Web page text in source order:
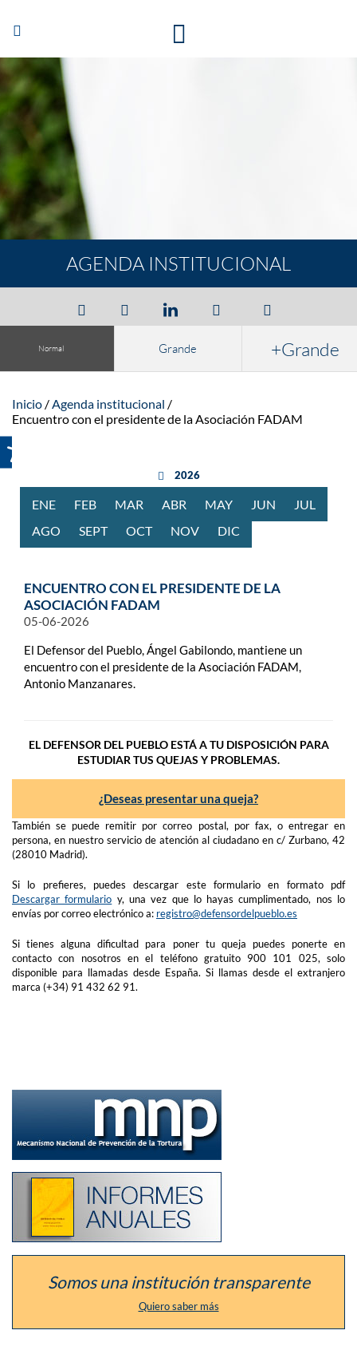
Abrir/Cerrar
navegación
AGENDA INSTITUCIONAL
Normal Grande +Grande
Inicio
Agenda institucional
Encuentro con el presidente de la Asociación FADAM
año anterior
2026
ENE FEB REROMAR ABR BRILMAY JUN JUL
AGO STOSEPTIEMBRE
OCTUBRENOV IEMBRE
DIC
ENCUENTRO CON EL PRESIDENTE DE LA
ASOCIACIÓN FADAM
05-06-2026
El Defensor del Pueblo, Ángel Gabilondo, mantiene un
encuentro con el presidente de la Asociación FADAM,
Antonio Manzanares.
EL DEFENSOR DEL PUEBLO ESTÁ A TU DISPOSICIÓN PARA
ESTUDIAR TUS QUEJAS Y PROBLEMAS.
¿Deseas presentar una queja?
También se puede remitir por correo postal, por fax, o entregar en
persona, en nuestro servicio de atención al ciudadano en c/ Zurbano, 42
(28010 Madrid).
Si lo prefieres, puedes descargar este formulario en formato pdf
Descargar formulario y, una vez que lo hayas cumplimentado, nos lo
envías por correo electrónico a: registro@defensordelpueblo.es
Si tienes alguna dificultad para poner tu queja puedes ponerte en
contacto con nosotros en el teléfono gratuito 900 101 025, solo
disponible para llamadas desde España. Si llamas desde el extranjero
marca (+34) 91 432 62 91.
del
defensor
como
Mecanismo
Prevención
Listado
informes
anuales
de
la
Somos una institución transparente
Quiero saber más